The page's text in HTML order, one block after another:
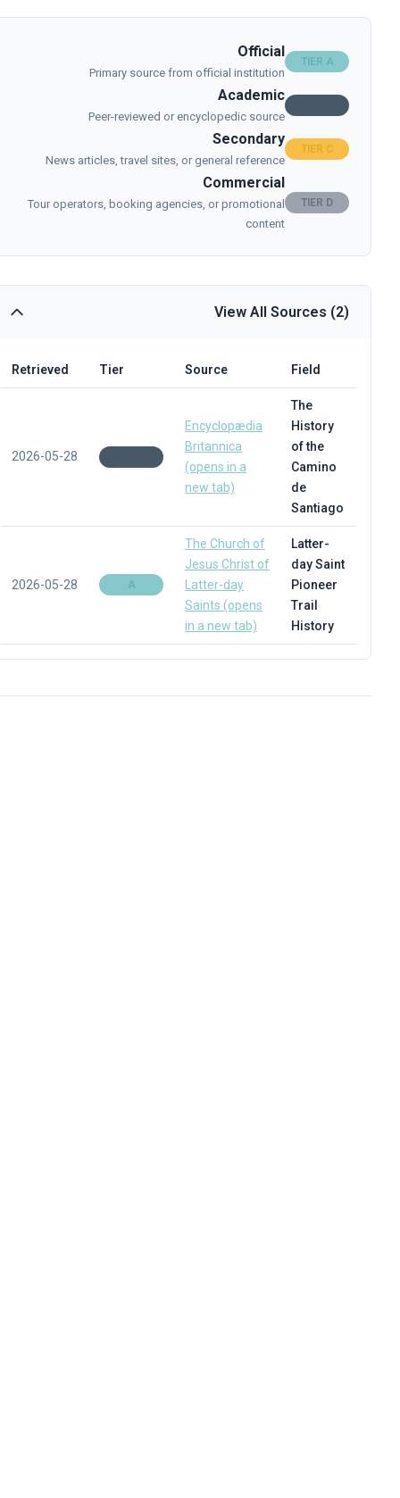
TIER A
Official
Primary source from official institution
TIER B
Academic
Peer-reviewed or encyclopedic source
TIER C
Secondary
News articles, travel sites, or general reference
TIER D
Commercial
Tour operators, booking agencies, or promotional
content
View All Sources (2)
Source
Retrieved
History
Camino
Santiago
Encyclopædia
Britannica
(opens in a
new tab)
2026-05-28
Latter-
day Saint
Pioneer
History
The Church of
Jesus Christ of
Latter-day
Saints(opens
in a new tab)
A
2026-05-28